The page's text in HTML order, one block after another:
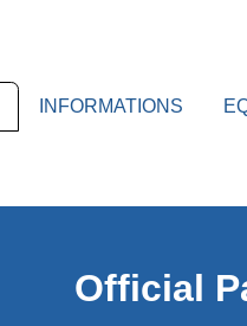
INFORMATIONS
Official